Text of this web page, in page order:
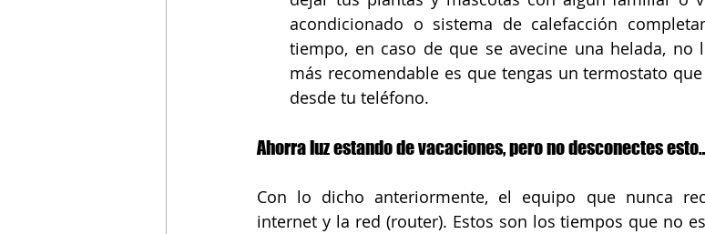
acondicionado o sistema de calefacción
tiempo, en caso de que se avecine una helada, no
más recomendable es que tengas un termostato
desde tu teléfono.
Ahorra luz estando de vacaciones, pero no desconectes
Con lo dicho anteriormente, el equipo que nunca
internet y la red (router). Estos son los tiempos que no